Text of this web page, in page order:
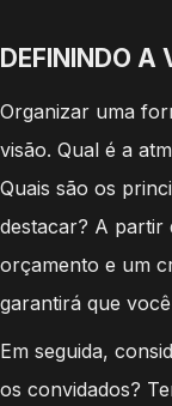
DEFININDO A
Organizar uma
visão. Qual é a
Quais são os
destacar? A partir
orçamento e um
garantirá que
Em seguida,
os convidados?